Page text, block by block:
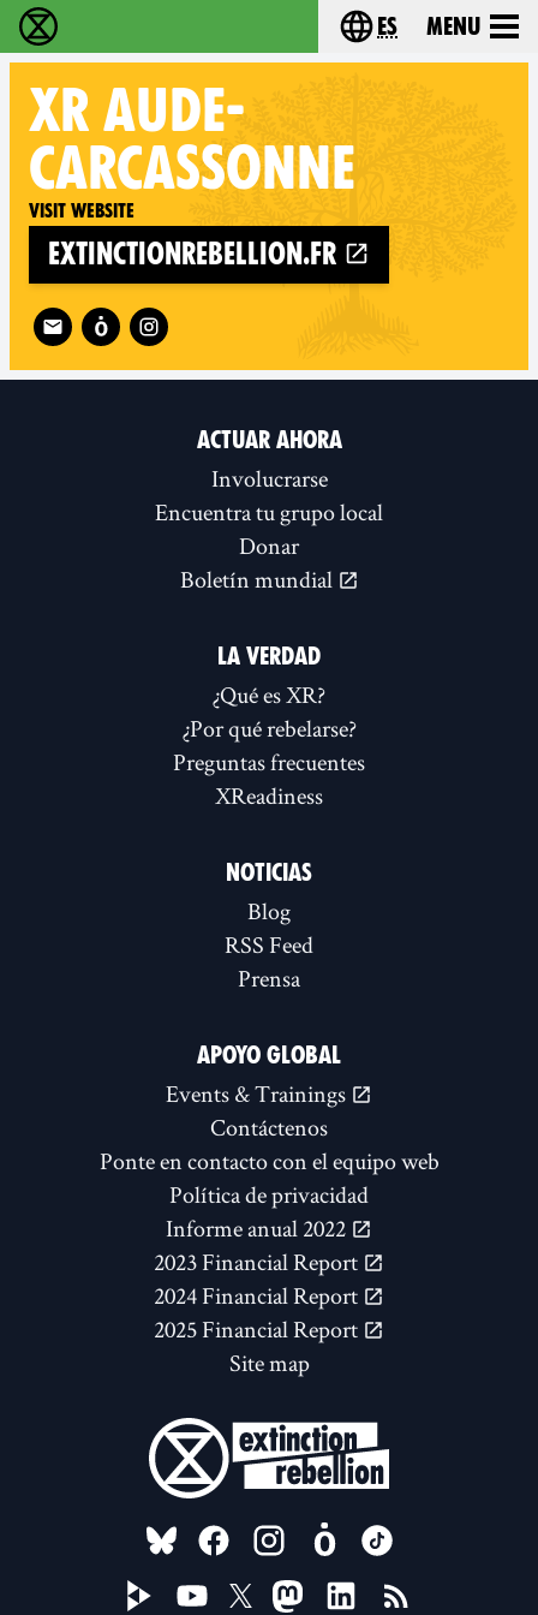
extinction rebellion - Home Choose your
es Menu
XR AUDE-
CARCASSONNE
Visit website
extinctionrebellion.fr
Follow XR Aude-Carcassonne on
ACTUAR AHORA
Involucrarse
Encuentra tu grupo local
Donar
Boletín mundial
LA VERDAD
¿Qué es XR?
¿Por qué rebelarse?
Preguntas frecuentes
XReadiness
NOTICIAS
Blog
RSS Feed
Prensa
APOYO GLOBAL
Events & Trainings
Contáctenos
Ponte en contacto con el equipo web
Política de privacidad
Informe anual 2022
2023 Financial Report
2024 Financial Report
2025 Financial Report
Site map
FOLLOW US ON